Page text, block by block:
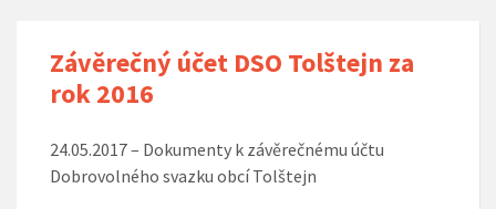
Závěrečný účet DSO Tolštejn za
rok 2016
24.05.2017 – Dokumenty k závěrečnému účtu
Dobrovolného svazku obcí Tolštejn